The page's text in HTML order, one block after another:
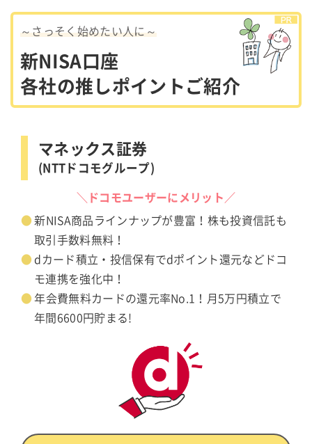
～さっそく始めたい人に～
新NISA口座
各社の推しポイントご紹介
マネックス証券
(NTTドコモグループ)
＼ドコモユーザーにメリット／
新NISA商品ラインナップが豊富！株も投資信託も
取引手数料無料！
dカード積立・投信保有でdポイント還元などドコ
モ連携を強化中！
年会費無料カードの還元率No.1！月5万円積立で
年間6600円貯まる!